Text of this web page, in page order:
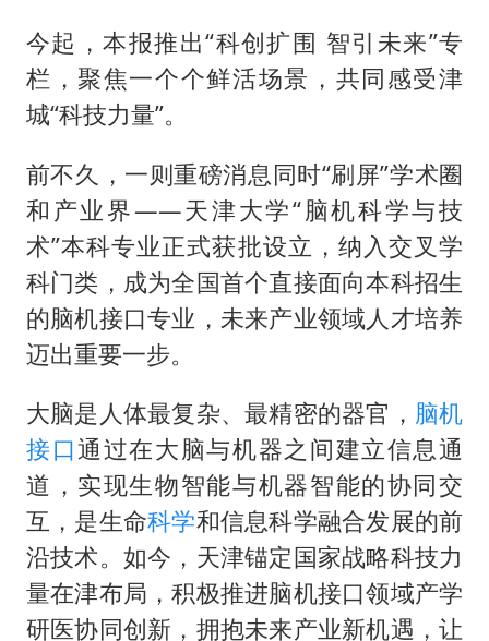
今起，本报推出“科创扩围 智引未来”专
栏，聚焦一个个鲜活场景，共同感受津
城“科技力量”。
前不久，一则重磅消息同时“刷屏”学术圈
和产业界——天津大学“脑机科学与技
术”本科专业正式获批设立，纳入交叉学
科门类，成为全国首个直接面向本科招生
的脑机接口专业，未来产业领域人才培养
迈出重要一步。
大脑是人体最复杂、最精密的器官， 脑机
接口通过在大脑与机器之间建立信息通
道，实现生物智能与机器智能的协同交
互，是生命科学和信息科学融合发展的前
沿技术。如今，天津锚定国家战略科技力
量在津布局，积极推进脑机接口领域产学
研医协同创新，拥抱未来产业新机遇，让